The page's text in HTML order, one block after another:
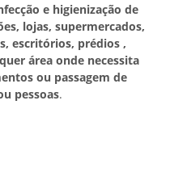
e higienização de
lojas, supermercados,
escritórios, prédios ,
área onde necessita
ou passagem de
pessoas.